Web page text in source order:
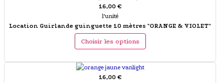
16,00 €
l'unité
Location Guirlande guinguette 10 mètres "ORANGE & VIOLET"
Choisir les options
16,00 €